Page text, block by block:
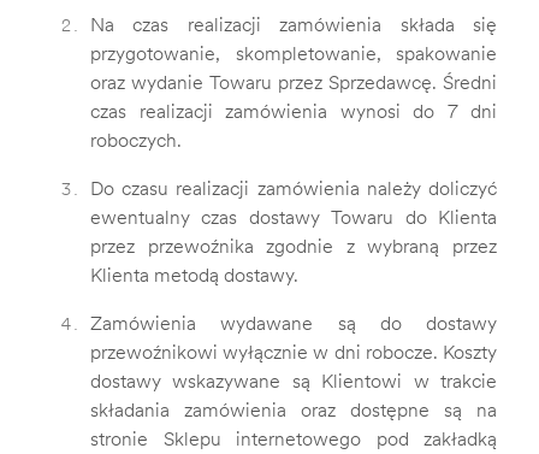
Na czas realizacji zamówienia składa się
przygotowanie, skompletowanie, spakowanie
oraz wydanie Towaru przez Sprzedawcę. Średni
czas realizacji zamówienia wynosi do 7 dni
roboczych.
Do czasu realizacji zamówienia należy doliczyć
ewentualny czas dostawy Towaru do Klienta
przez przewoźnika zgodnie z wybraną przez
Klienta metodą dostawy.
Zamówienia wydawane są do dostawy
przewoźnikowi wyłącznie w dni robocze. Koszty
dostawy wskazywane są Klientowi w trakcie
składania zamówienia oraz dostępne są na
stronie Sklepu internetowego pod zakładką